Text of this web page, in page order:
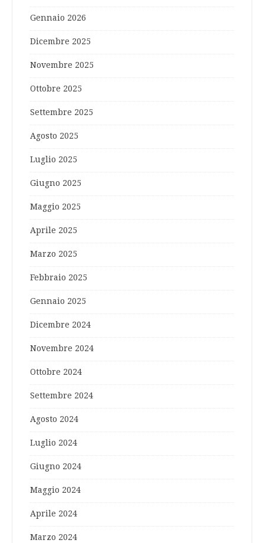
Gennaio 2026
Dicembre 2025
Novembre 2025
Ottobre 2025
Settembre 2025
Agosto 2025
Luglio 2025
Giugno 2025
Maggio 2025
Aprile 2025
Marzo 2025
Febbraio 2025
Gennaio 2025
Dicembre 2024
Novembre 2024
Ottobre 2024
Settembre 2024
Agosto 2024
Luglio 2024
Giugno 2024
Maggio 2024
Aprile 2024
Marzo 2024